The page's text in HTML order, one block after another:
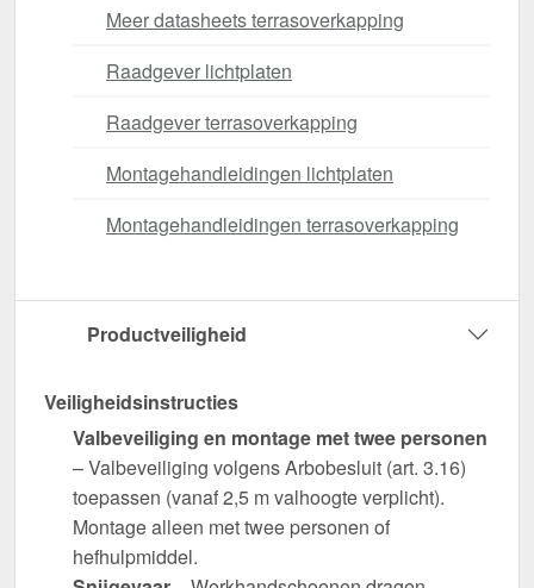
Meer datasheets terrasoverkapping
Raadgever lichtplaten
Raadgever terrasoverkapping
Montagehandleidingen lichtplaten
Montagehandleidingen terrasoverkapping
Productveiligheid
Veiligheidsinstructies
Valbeveiliging en montage met twee personen
– Valbeveiliging volgens Arbobesluit (art. 3.16)
toepassen (vanaf 2,5 m valhoogte verplicht).
Montage alleen met twee personen of
hefhulpmiddel.